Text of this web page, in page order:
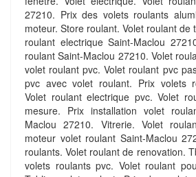
27210. Prix des volets roulants
moteur. Store roulant. Volet roulant de
roulant electrique Saint-Maclou
roulant Saint-Maclou 27210. Volet
volet roulant pvc. Volet roulant pvc
pvc avec volet roulant. Prix volets
Volet roulant electrique pvc. Volet
mesure. Prix installation volet
Maclou 27210. Vitrerie. Volet
moteur volet roulant Saint-Maclou
roulants. Volet roulant de renovation.
volets roulants pvc. Volet roulant